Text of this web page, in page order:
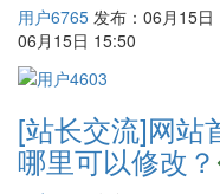
用户6765 发布：06月15日
06月15日 15:50
[站长交流]网站
哪里可以修改？